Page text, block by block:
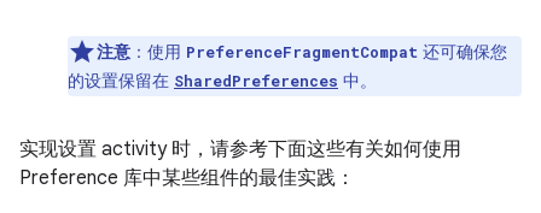
注意 ： 使用 PreferenceFragmentCompat 还可确保您
的设置保留在 SharedPreferences 中。
实现设置 activity 时，请参考下面这些有关如何使用
Preference 库中某些组件的最佳实践：